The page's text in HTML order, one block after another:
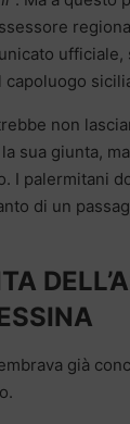
non
sua giunta,
I palermitani
di un
già